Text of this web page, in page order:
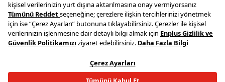
Copyright © 2025 ENPLUS | Tüm hakları saklıdır.